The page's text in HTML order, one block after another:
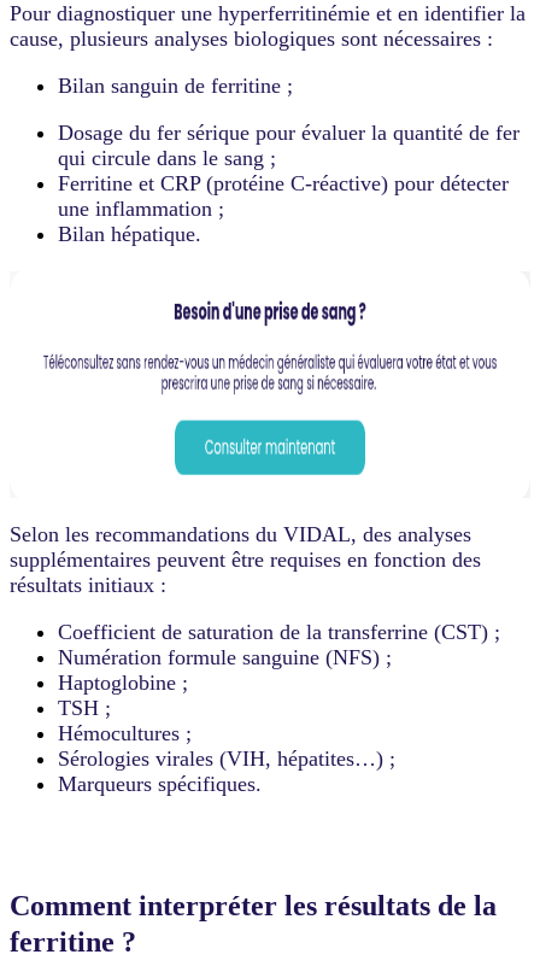
Pour diagnostiquer une hyperferritinémie et en identifier la
cause, plusieurs analyses biologiques sont nécessaires :
Bilan sanguin de ferritine ;
Dosage du fer sérique pour évaluer la quantité de fer
qui circule dans le sang ;
Ferritine et CRP (protéine C-réactive) pour détecter
une inflammation ;
Bilan hépatique.
Selon les recommandations du VIDAL, des analyses
supplémentaires peuvent être requises en fonction des
résultats initiaux :
Coefficient de saturation de la transferrine (CST) ;
Numération formule sanguine (NFS) ;
Haptoglobine ;
TSH ;
Hémocultures ;
Sérologies virales (VIH, hépatites…) ;
Marqueurs spécifiques.
Comment interpréter les résultats de la
ferritine ?